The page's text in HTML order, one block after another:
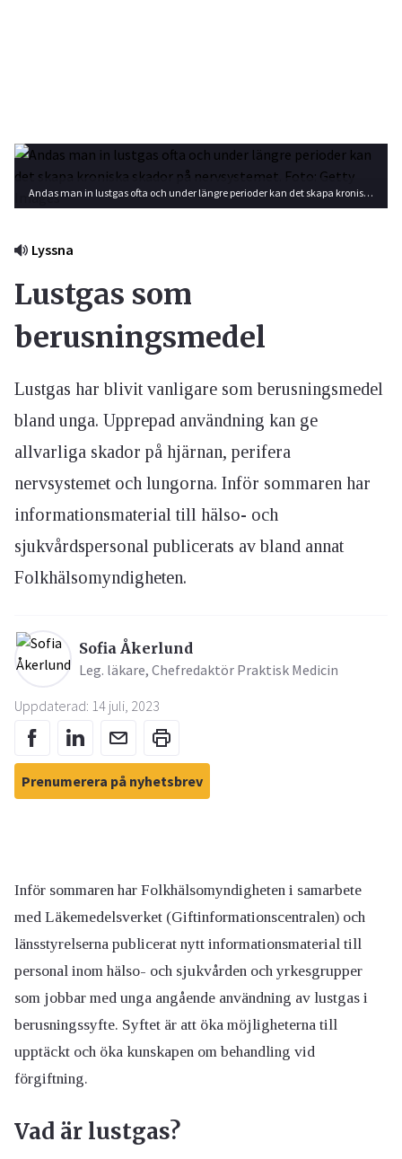
Andas man in lustgas ofta och under längre perioder kan det skapa kroniska skador på nervsystemet. Foto: Getty Images
Lyssna
Lustgas som
berusningsmedel
Lustgas har blivit vanligare som berusningsmedel
bland unga. Upprepad användning kan ge
allvarliga skador på hjärnan, perifera
nervsystemet och lungorna. Inför sommaren har
informationsmaterial till hälso- och
sjukvårdspersonal publicerats av bland annat
Folkhälsomyndigheten.
Sofia Åkerlund
Leg. läkare, Chefredaktör Praktisk Medicin
Uppdaterad: 14 juli, 2023
Prenumerera på nyhetsbrev
Inför sommaren har Folkhälsomyndigheten i samarbete
med Läkemedelsverket (Giftinformationscentralen) och
länsstyrelserna publicerat nytt informationsmaterial till
personal inom hälso- och sjukvården och yrkesgrupper
som jobbar med unga angående användning av lustgas i
berusningssyfte. Syftet är att öka möjligheterna till
upptäckt och öka kunskapen om behandling vid
förgiftning.
Vad är lustgas?